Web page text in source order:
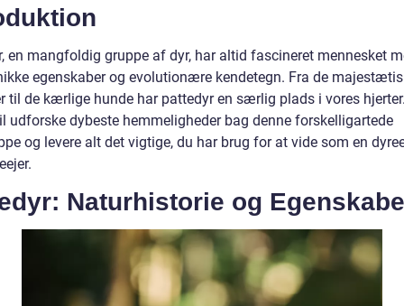
en mangfoldig gruppe af dyr, har altid fascineret mennesket
egenskaber og evolutionære kendetegn. Fra de
til de kærlige hunde har pattedyr en særlig plads i vores
udforske dybeste hemmeligheder bag denne forskelligartede
og levere alt det vigtige, du har brug for at vide som en
Naturhistorie og